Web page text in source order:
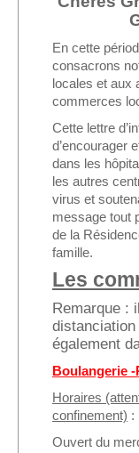
Location
Description
Salle du rez-
Salle du 1er
Salle du 2d
Médias
Diaporama
Reportages
Reportages
Vidéos
Vidéos
Sponsors
Inscrivez-
En cette
consacrons
locales et aux
commerces
Cette lettre
d’encourager
dans les
les autres
virus et
message tout
de la
famille.
Les
Remarque :
également
Boulangerie -
Horaires
confinement) :
Ouvert du